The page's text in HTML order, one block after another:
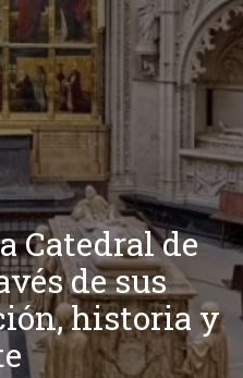
Catedral de
de sus
historia y